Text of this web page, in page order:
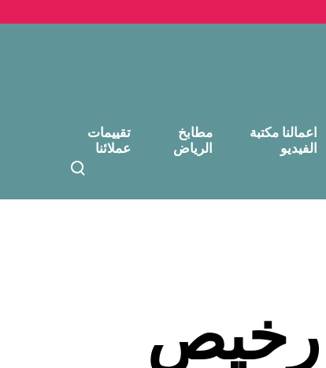
اعمالنا مكتبة
الفيديو
مطابخ
الرياض
تقييمات
عملائنا
T
g
رخيص